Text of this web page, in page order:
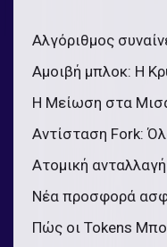
Αλγόριθμος
Αμοιβή μπλοκ: Η
Η Μείωση στα
Αντίσταση Fork:
Ατομική
Νέα προσφορά
Πώς οι Tokens